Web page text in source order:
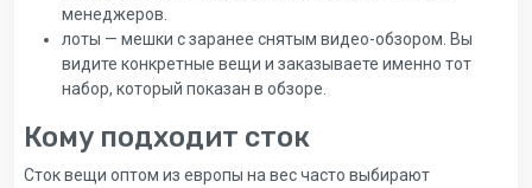
менеджеров.
лоты — мешки с заранее снятым видео-обзором. Вы
видите конкретные вещи и заказываете именно тот
набор, который показан в обзоре.
Кому подходит сток
Сток вещи оптом из европы на вес часто выбирают